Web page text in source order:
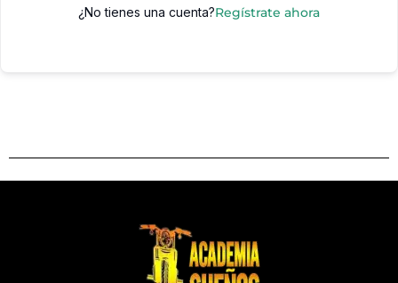
¿No tienes una cuenta?Regístrate ahora